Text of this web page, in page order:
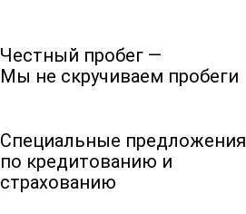
Честный пробег —
Мы не скручиваем пробеги
Специальные предложения
по кредитованию и
страхованию